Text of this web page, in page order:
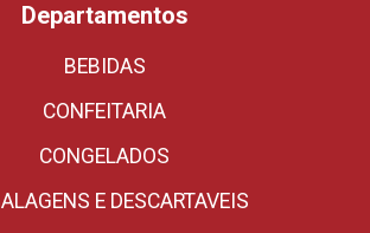
Departamentos
BEBIDAS
CONFEITARIA
CONGELADOS
E DESCARTAVEIS